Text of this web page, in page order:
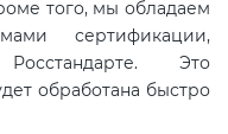
того, мы обладаем
сертификации,
Это
обработана быстро